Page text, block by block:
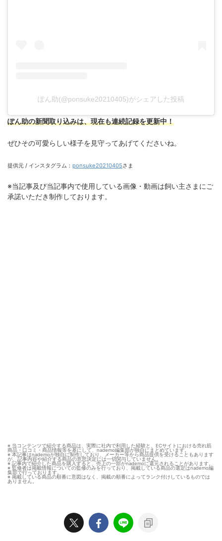
ぽん助(@ponsuke20210405)がシェアした投稿
ぽん助の新聞取り込みは、現在も連続記録を更新中！
ぜひその可愛らしい様子を見守ってあげてくださいね。
提供元 / インスタグラム： ponsuke20210405さま
※当記事及び当記事内で使用している画像・動画は飼い主さまにご
承諾いただき制作しております。
※ 当コンテンツで紹介する商品は、実際に社内で利用した経験と、ECサイトにおける売れ筋
商品・口コミ・商品情報等を基にして、nademo編集部が独自にまとめています。
※ 本記事はnademoが独自に制作しており、メーカー等から商品提供を受けることもあります
が、記事内容や紹介する商品の意思決定には一切関与していません。
※ 記事内で紹介した商品を購入すると、売上の一部がnademoに還元されることがあります。
※ 監修者は掲載情報についての監修のみを行っており、掲載している商品の選定はnademo編
集部で行っております。
※ 掲載している商品の順番に意図はなく、掲載の順番によってランク付けしているものでは
ありません。